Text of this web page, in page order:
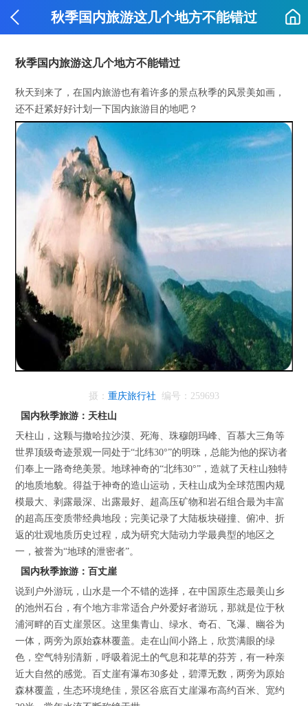
秋季国内旅游这几个地方不能错过
秋季国内旅游这几个地方不能错过
秋天到来了，在国内旅游也有着许多的景点秋季的风景美如画，
还不赶紧好好计划一下国内旅游目的地吧？
摄： 重庆旅行社 编号：259693
国内秋季旅游：天柱山
天柱山，这颗与撒哈拉沙漠、死海、珠穆朗玛峰、百慕大三角等
世界顶级奇迹景观一同处于“北纬30°”的明珠，总能为他的探访者
们奉上一路奇绝美景。地球神奇的“北纬30°”，造就了天柱山独特
的地质地貌。得益于神奇的造山运动，天柱山成为全球范围内规
模最大、剥露最深、出露最好、超高压矿物和岩石组合最为丰富
的超高压变质带经典地段；完美记录了大陆板块碰撞、俯冲、折
返的壮观地质历史过程，成为研究大陆动力学最典型的地区之
一，被誉为“地球的泄密者”。
国内秋季旅游：百丈崖
说到户外游玩，山水是一个不错的选择，在中国原生态最美山乡
的池州石台，有个地方非常适合户外爱好者游玩，那就是位于秋
浦河畔的百丈崖景区。这里集青山、绿水、奇石、飞瀑、幽谷为
一体，两旁为原始森林覆盖。走在山间小路上，欣赏满眼的绿
色，空气特别清新，呼吸着泥土的气息和花草的芬芳，有一种亲
近大自然的感觉。百丈崖有瀑布30多处，碧潭无数，两旁为原始
森林覆盖，生态环境绝佳，景区谷底百丈崖瀑布高约百米、宽约